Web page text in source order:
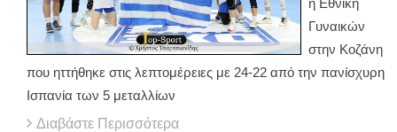
η Εθνική
Γυναικών
στην Κοζάνη
που ηττήθηκε στις λεπτομέρειες με 24-22 από την πανίσχυρη
Ισπανία των 5 μεταλλίων
Διαβάστε Περισσότερα